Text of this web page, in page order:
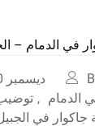
ديسمبر 20, 2020
الدمام ,
جاكوار في